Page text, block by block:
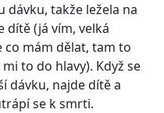
dávku, takže ležela na
dítě (já vím, velká
co mám dělat, tam to
to do hlavy). Když se
dávku, najde dítě a
se k smrti.